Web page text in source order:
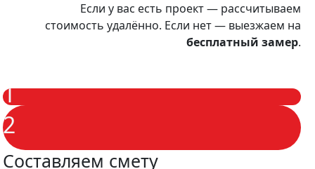
Если у вас есть проект — рассчитываем
стоимость удалённо. Если нет — выезжаем на
бесплатный замер.
1
2
Составляем смету